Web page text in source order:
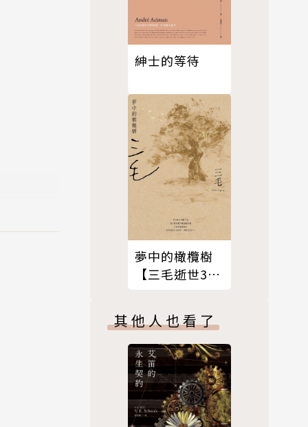
紳士的等待
夢中的橄欖樹
【三毛逝世30
其他人也看了